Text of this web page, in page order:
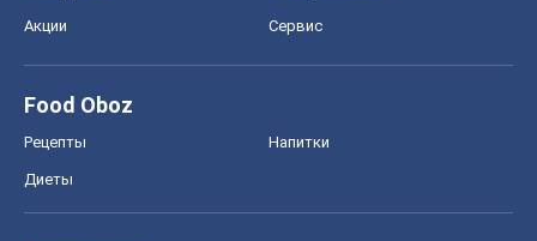
Акции Сервис
Food Oboz
Рецепты Напитки
Диеты